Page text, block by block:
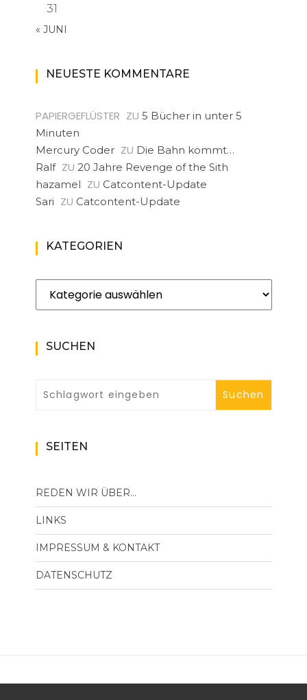
31
« JUNI
NEUESTE KOMMENTARE
PAPIERGEFLÜSTER ZU 5 Bücher in unter 5
Minuten
Mercury Coder ZU Die Bahn kommt…
Ralf ZU 20 Jahre Revenge of the Sith
hazamel ZU Catcontent-Update
Sari ZU Catcontent-Update
KATEGORIEN
Kategorien
SUCHEN
SEITEN
REDEN WIR ÜBER…
LINKS
IMPRESSUM & KONTAKT
DATENSCHUTZ